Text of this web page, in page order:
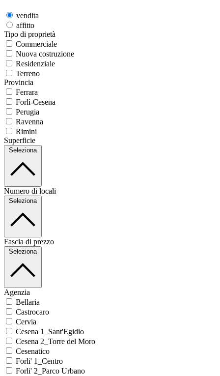
vendita
affitto
Tipo di proprietà
Commerciale
Nuova costruzione
Residenziale
Terreno
Provincia
Ferrara
Forlì-Cesena
Perugia
Ravenna
Rimini
Superficie
Seleziona
Numero di locali
Seleziona
Fascia di prezzo
Seleziona
Agenzia
Bellaria
Castrocaro
Cervia
Cesena 1_Sant'Egidio
Cesena 2_Torre del Moro
Cesenatico
Forli' 1_Centro
Forli' 2_Parco Urbano